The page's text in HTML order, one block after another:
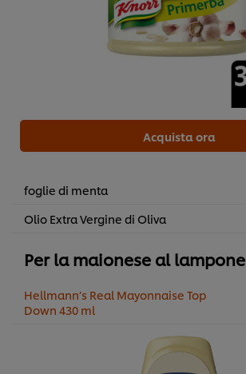
Acquista ora
foglie di menta
Olio Extra Vergine di Oliva
Per la maionese al lampone
Hellmann’s Real Mayonnaise Top
Down 430 ml